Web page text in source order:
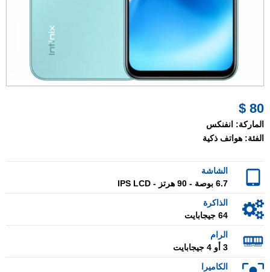
80 $
الماركة: انفنكس
الفئة: هواتف ذكية
الشاشة
6.7 بوصة - 90 هرتز - IPS LCD
الذاكرة
64 جيجابايت
الرام
3 أو 4 جيجابايت
الكاميرا